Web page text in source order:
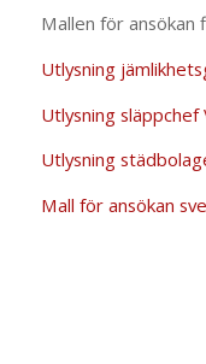
Mallen för ansökan
Utlysning
Utlysning
Utlysning
Mall för ansökan